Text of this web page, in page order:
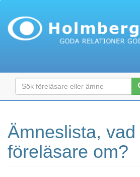
Ämneslista,
föreläsare om?